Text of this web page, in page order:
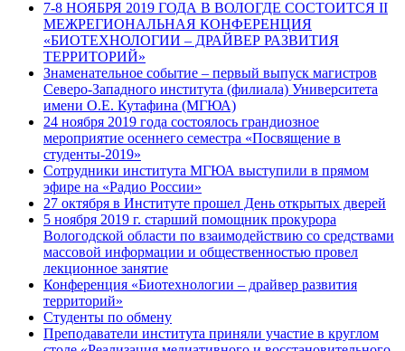
7-8 НОЯБРЯ 2019 ГОДА В ВОЛОГДЕ СОСТОИТСЯ II
МЕЖРЕГИОНАЛЬНАЯ КОНФЕРЕНЦИЯ
«БИОТЕХНОЛОГИИ – ДРАЙВЕР РАЗВИТИЯ
ТЕРРИТОРИЙ»
Знаменательное событие – первый выпуск магистров
Северо-Западного института (филиала) Университета
имени О.Е. Кутафина (МГЮА)
24 ноября 2019 года состоялось грандиозное
мероприятие осеннего семестра «Посвящение в
студенты-2019»
Сотрудники института МГЮА выступили в прямом
эфире на «Радио России»
27 октября в Институте прошел День открытых дверей
5 ноября 2019 г. старший помощник прокурора
Вологодской области по взаимодействию со средствами
массовой информации и общественностью провел
лекционное занятие
Конференция «Биотехнологии – драйвер развития
территорий»
Студенты по обмену
Преподаватели института приняли участие в круглом